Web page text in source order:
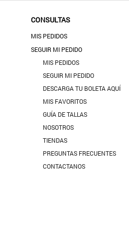
CONSULTAS
MIS PEDIDOS
SEGUIR MI PEDIDO
MIS PEDIDOS
SEGUIR MI PEDIDO
DESCARGA TU BOLETA AQUÍ
MIS FAVORITOS
GUÍA DE TALLAS
NOSOTROS
TIENDAS
PREGUNTAS FRECUENTES
CONTACTANOS